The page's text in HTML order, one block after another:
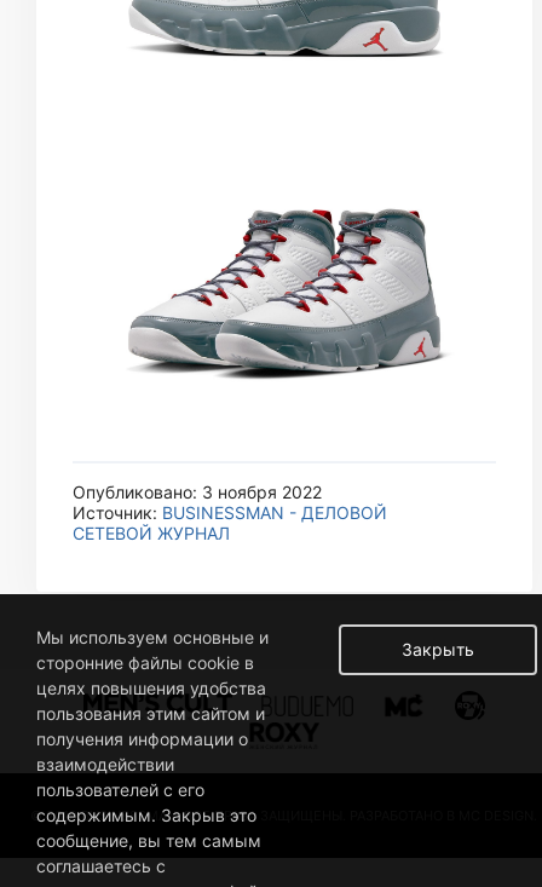
Опубликовано: 3 ноября 2022
Источник: BUSINESSMAN - ДЕЛОВОЙ
СЕТЕВОЙ ЖУРНАЛ
© 2019 BUSINESSMAN. ВСЕ ПРАВА ЗАЩИЩЕНЫ. РАЗРАБОТАНО В MC DESIGN.
Закрыть
Мы используем основные и
сторонние файлы cookie в
целях повышения удобства
пользования этим сайтом и
получения информации о
взаимодействии
пользователей с его
содержимым. Закрыв это
сообщение, вы тем самым
соглашаетесь с